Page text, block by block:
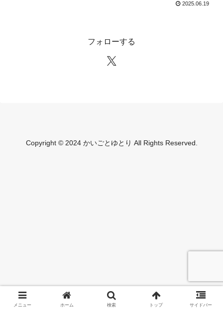
2025.06.19
フォローする
Copyright © 2024 かいごとゆとり All Rights Reserved.
メニュー ホーム 検索 トップ サイドバー